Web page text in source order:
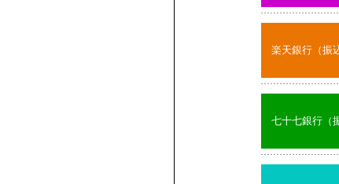
楽天銀行（振
七十七銀行（